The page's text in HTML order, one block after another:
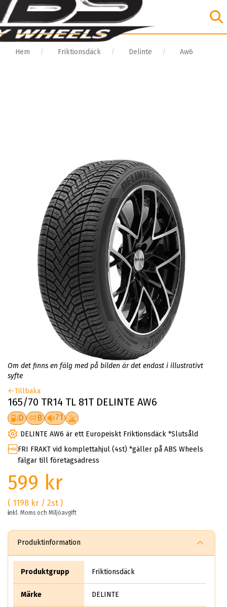
Hem Friktionsdäck Delinte Aw6
Om det finns en fälg med på bilden är det endast i illustrativt
syfte
Tillbaka
165/70 TR14 TL 81T DELINTE AW6
D B 71
DELINTE AW6 är ett Europeiskt Friktionsdäck *Slutsåld
FRI FRAKT vid komplettahjul (4st) *gäller på ABS Wheels
fälgar till företagsadress
599 kr
( 1198 kr / 2st )
inkl. Moms och Miljöavgift
Produktinformation
Produktgrupp Friktionsdäck
Märke DELINTE